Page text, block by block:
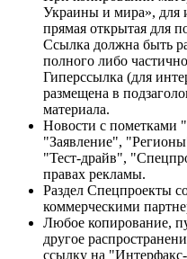
Украины и мира», для
прямая открытая для
Ссылка должна быть
полного либо
Гиперссылка (для
размещена в
материала.
Новости с пометками
"Заявление",
"Тест-драйв",
правах рекламы.
Раздел Спецпроекты
коммерческими
Любое копирование,
другое
ссылку на